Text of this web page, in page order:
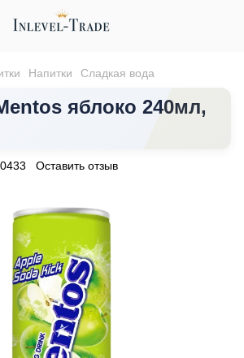
Напитки Сладкая вода
яблоко 240мл,
Оставить отзыв